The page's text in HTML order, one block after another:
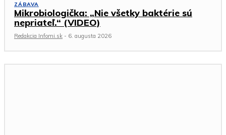
ZÁBAVA
Mikrobiologička: „Nie všetky baktérie sú
nepriateľ.“ (VIDEO)
Redakcia Infomi.sk - 6. augusta 2026